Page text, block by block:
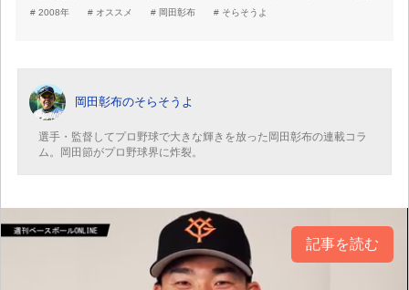
2008年
オススメ 岡田彰布 そらそうよ
岡田彰布のそらそうよ
選手・監督してプロ野球で大きな輝きを放った岡田彰布の連載コラ
ム。岡田節がプロ野球界に炸裂。
記事を読む